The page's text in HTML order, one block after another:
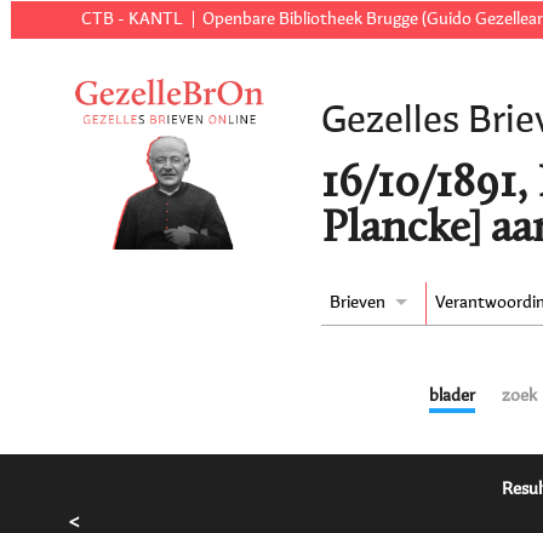
CTB - KANTL Openbare Bibliotheek Brugge (Guido
Gezelles
16/10/
Plancke]
Brieven
blader zoek
<